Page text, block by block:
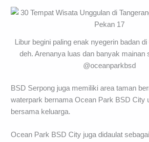
Libur begini paling enak nyegerin badan
deh. Arenanya luas dan banyak mainan
@oceanparkbsd
BSD Serpong juga memiliki area taman
waterpark bernama Ocean Park BSD City
bersama keluarga.
Ocean Park BSD City juga didaulat